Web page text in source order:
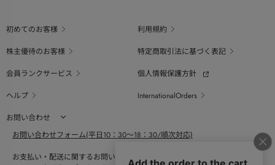
初めてのお客様
利用規約
株主優待のお客様
特定商取引法に基づく表記
会員ランクサービス
個人情報保護方針
ヘルプ
InternationalOrders
お問い合わせ
お問い合わせフォーム(平日10：30～18：30/順次対応)
お支払い・配送に関するお問い合わせ（平日10：30～18：00）